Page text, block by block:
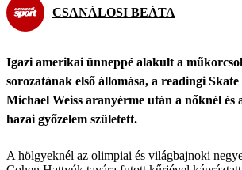
CSANÁLOSI BEÁTA
Igazi amerikai ünneppé alakult a
sorozatának első állomása, a readingi
Michael Weiss aranyérme után a nőknél és
hazai győzelem született.
A hölgyeknél az olimpiai és világbajnoki